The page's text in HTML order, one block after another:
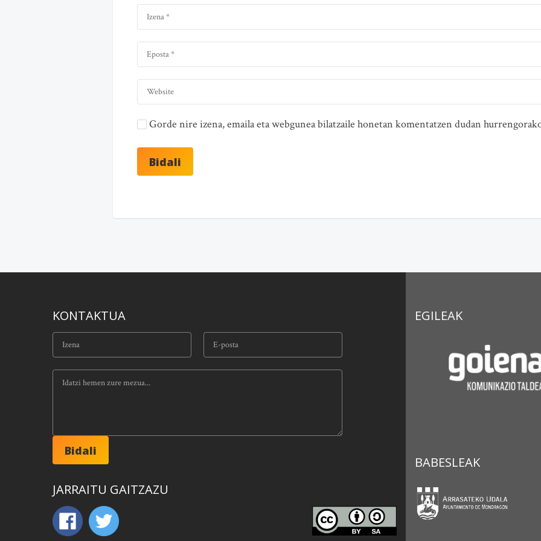
Gorde nire izena, emaila eta webgunea bilatzaile honetan komentatzen dudan
KONTAKTUA
JARRAITU GAITZAZU
EGILEAK
BABESLEAK